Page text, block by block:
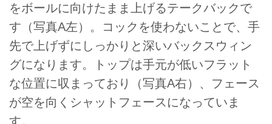
をボールに向けたまま上げるテークバックで
す（写真A左）。コックを使わないことで、手
先で上げずにしっかりと深いバックスウィン
グになります。トップは手元が低いフラット
な位置に収まっており（写真A右）、フェース
が空を向くシャットフェースになっていま
す。